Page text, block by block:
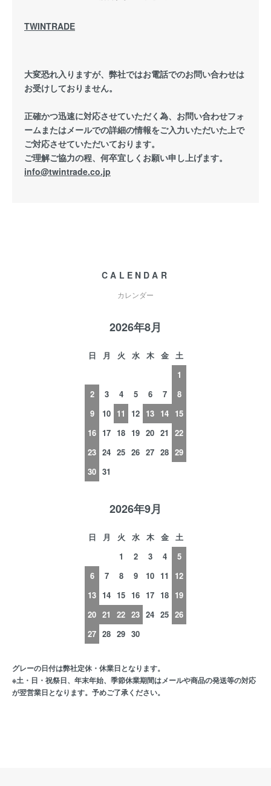
TWINTRADE
大変恐れ入りますが、弊社ではお電話でのお問い合わせは
お受けしておりません。
正確かつ迅速に対応させていただく為、お問い合わせフォ
ームまたはメールでの詳細の情報をご入力いただいた上で
ご対応させていただいております。
ご理解ご協力の程、何卒宜しくお願い申し上げます。
info@twintrade.co.jp
CALENDAR
カレンダー
2026年8月
日 月 火 水 木 金
土
1
2
3 4 5 6 7
8
9
10 11 12 13 14 15
16 17 18 19 20 21
22
23 24 25 26 27 28 29
30 31
2026年9月
日 月 火 水 木 金
土
1
2 3 4
5
6
7 8 9 10 11
12
13 14 15 16 17 18 19
20 21 22 23 24 25 26
27 28 29 30
グレーの日付は弊社定休・休業日となります。
※土・日・祝祭日、年末年始、季節休業期間はメールや商品の発送等の対応
が翌営業日となります。予めご了承ください。